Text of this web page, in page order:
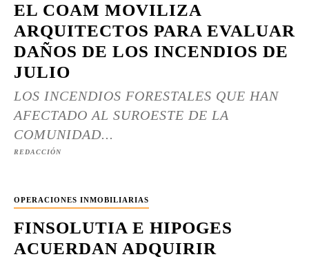
EL COAM MOVILIZA
ARQUITECTOS PARA EVALUAR
DAÑOS DE LOS INCENDIOS DE
JULIO
LOS INCENDIOS FORESTALES QUE HAN
AFECTADO AL SUROESTE DE LA
COMUNIDAD...
REDACCIÓN
OPERACIONES INMOBILIARIAS
FINSOLUTIA E HIPOGES
ACUERDAN ADQUIRIR